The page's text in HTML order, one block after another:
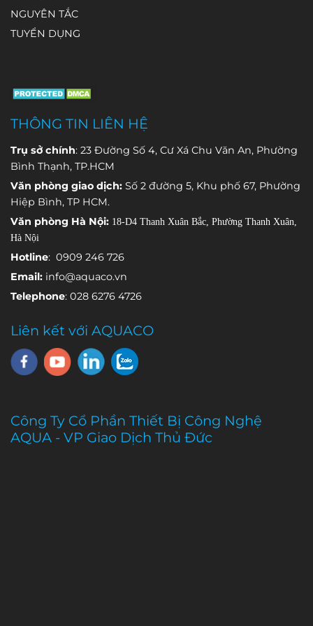
(automatic
weather
nhiều loại
chuyên
dụng, mỗi
cảm biến
việc theo dõi
một thông
số môi
nhau.
cấp tự động
để theo dõi
và phát hiện
bất thường
trong quá
trình vận
xác hoặc hệ
NGUYÊN TẮC
TUYỂN DỤNG
THÔNG TIN LIÊN HỆ
Trụ sở chính: 23 Đường Số 4, Cư Xá Chu Văn An, Phường
Bình Thạnh, TP.HCM
Văn phòng giao dịch: Số 2 đường 5, Khu phố 67, Phường
Hiệp Bình, TP HCM.
Văn phòng Hà Nội: 18-D4 Thanh Xuân Bắc, Phường Thanh Xuân,
Hà Nội
Hotline: 0909 246 726
Email: info@aquaco.vn
Telephone: 028 6276 4726
Liên kết với AQUACO
Công Ty Cổ Phần Thiết Bị Công Nghệ
AQUA - VP Giao Dịch Thủ Đức